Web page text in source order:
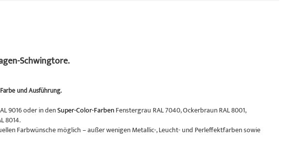
Schwingtore.
und Ausführung.
9016 oder in denSuper-Color-FarbenFenstergrau RAL 7040, Ockerbraun RAL 8001,
8014.
Farbwünsche möglich – außer wenigen Metallic-, Leucht- und Perleffektfarben sowie